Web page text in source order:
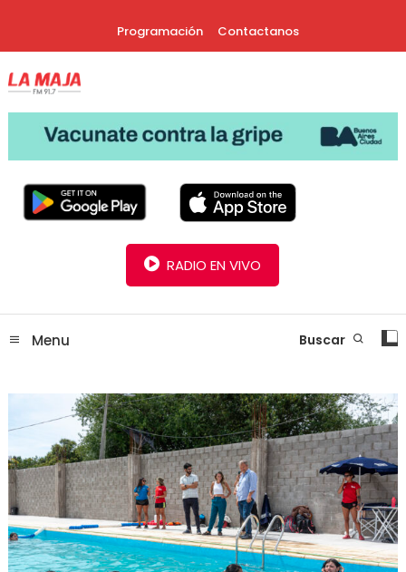
Programación Contactanos
Radio La Maja
RADIO EN VIVO
Menu Buscar